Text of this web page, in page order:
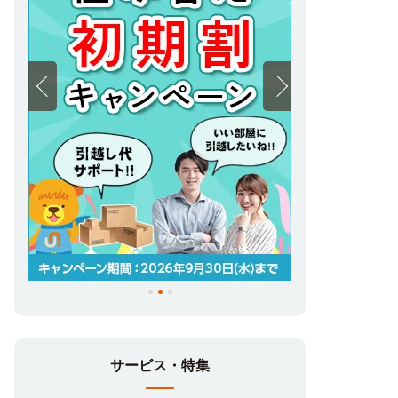
サービス・特集